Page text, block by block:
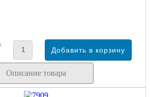
Описание товара